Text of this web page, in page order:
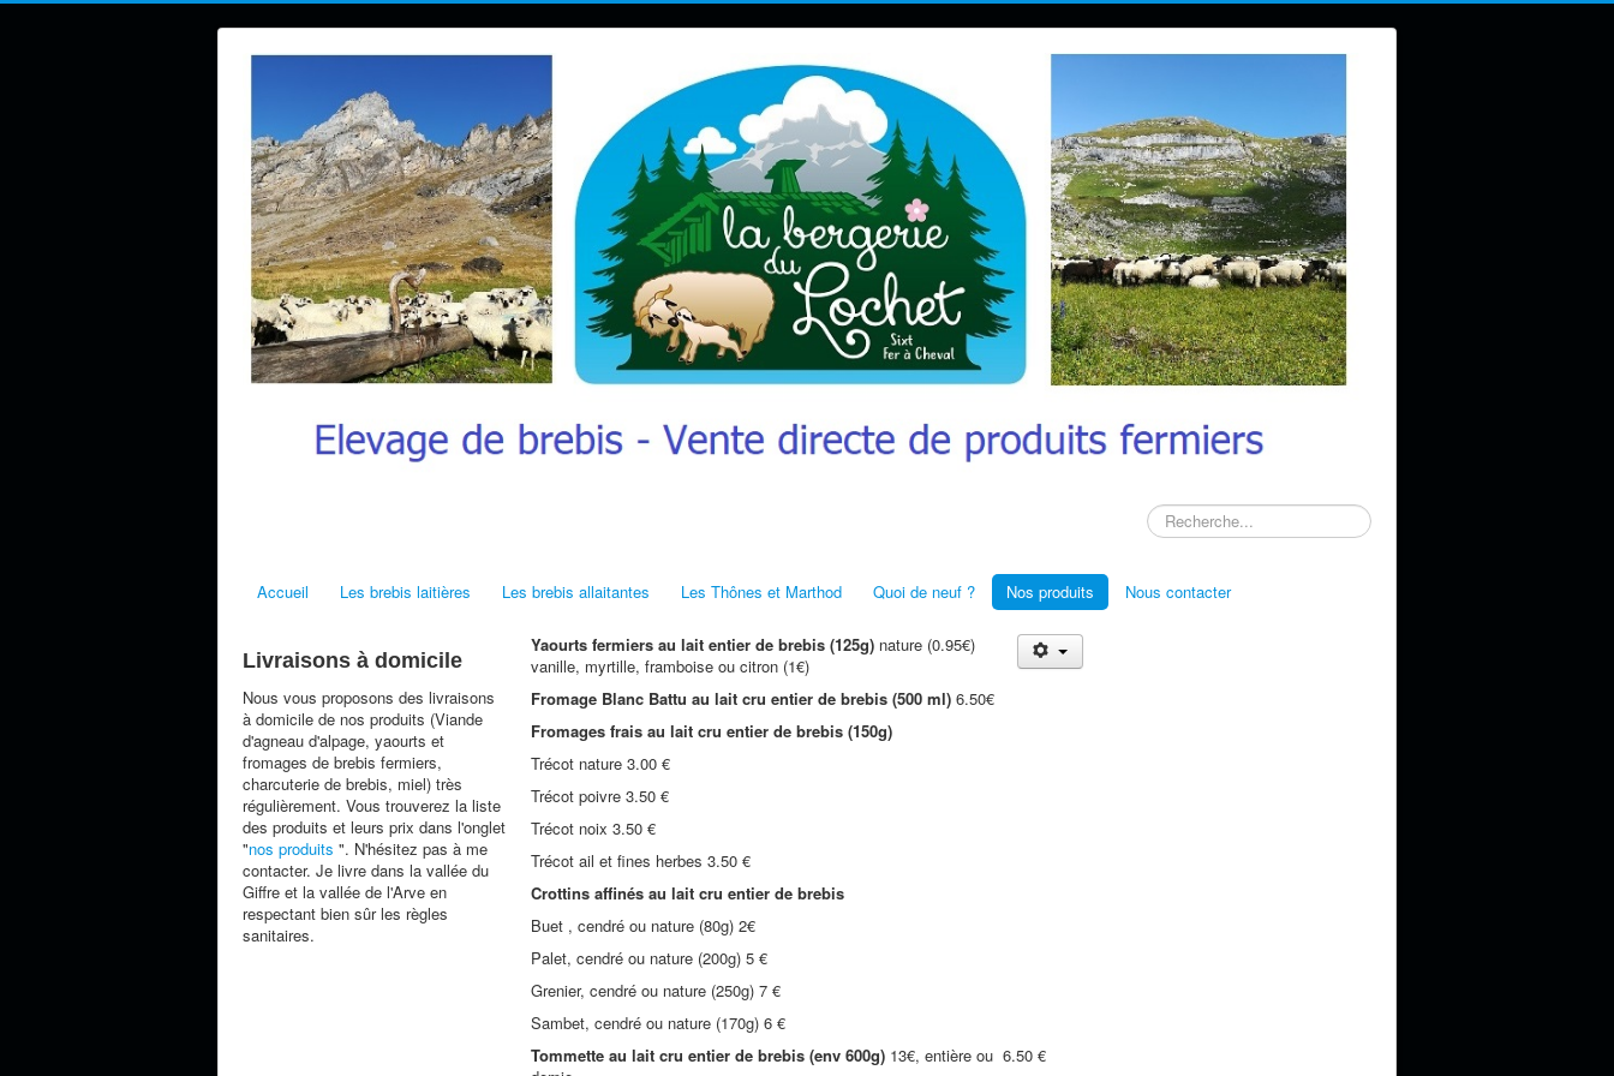
Rechercher
Accueil Les brebis laitières Les brebis allaitantes Les Thônes et Marthod Quoi de neuf ? Nos produits Nous contacter
Livraisons à domicile
Nous vous proposons des livraisons
à domicile de nos produits (Viande
d'agneau d'alpage, yaourts et
fromages de brebis fermiers,
charcuterie de brebis, miel) très
régulièrement. Vous trouverez la liste
des produits et leurs prix dans l'onglet
"nos produits ". N'hésitez pas à me
contacter. Je livre dans la vallée du
Giffre et la vallée de l'Arve en
respectant bien sûr les règles
sanitaires.
Yaourts fermiers au lait entier de brebis (125g) nature (0.95€)
vanille, myrtille, framboise ou citron (1€)
Fromage Blanc Battu au lait cru entier de brebis (500 ml) 6.50€
Fromages frais au lait cru entier de brebis (150g)
Trécot nature 3.00 €
Trécot poivre 3.50 €
Trécot noix 3.50 €
Trécot ail et fines herbes 3.50 €
Crottins affinés au lait cru entier de brebis
Buet , cendré ou nature (80g) 2€
Palet, cendré ou nature (200g) 5 €
Grenier, cendré ou nature (250g) 7 €
Sambet, cendré ou nature (170g) 6 €
Tommette au lait cru entier de brebis (env 600g) 13€, entière ou 6.50 €